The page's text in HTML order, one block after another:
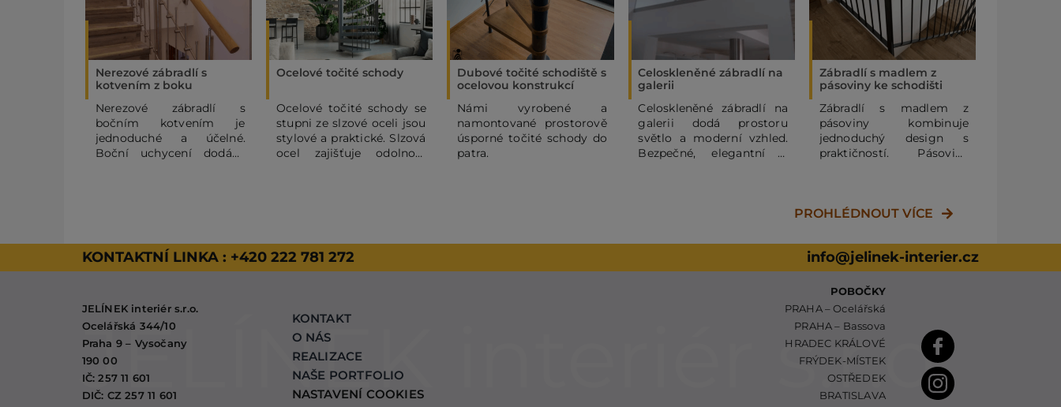
Nerezové zábradlí s
kotvením z boku
Nerezové zábradlí s
bočním kotvením je
jednoduché a účelné.
Boční uchycení dodává
Ocelové točité schody
Ocelové točité schody se
stupni ze slzové oceli jsou
stylové a praktické. Slzová
ocel zajišťuje odolnost
Dubové točité schodiště s
ocelovou konstrukcí
Námi vyrobené a
namontované prostorově
úsporné točité schody do
patra.
Celoskleněné zábradlí na
galerii
Celoskleněné zábradlí na
galerii dodá prostoru
světlo a moderní vzhled.
Bezpečné, elegantní a
Zábradlí s madlem z
pásoviny ke schodišti
Zábradlí s madlem z
pásoviny kombinuje
jednoduchý design s
praktičností. Pásovina
nádech.
PROHLÉDNOUT VÍCE
KONTAKTNÍ LINKA : +420 222 781 272 info@jelinek-interier.cz
JELÍNEK interiér s.r.o.
Ocelářská 344/10
Praha 9 – Vysočany
190 00
IČ: 257 11 601
DIČ: CZ 257 11 601
KONTAKT
O NÁS
REALIZACE
NAŠE PORTFOLIO
NASTAVENÍ COOKIES
POBOČKY
PRAHA – Ocelářská
PRAHA – Bassova
HRADEC KRÁLOVÉ
FRÝDEK-MÍSTEK
OSTŘEDEK
BRATISLAVA